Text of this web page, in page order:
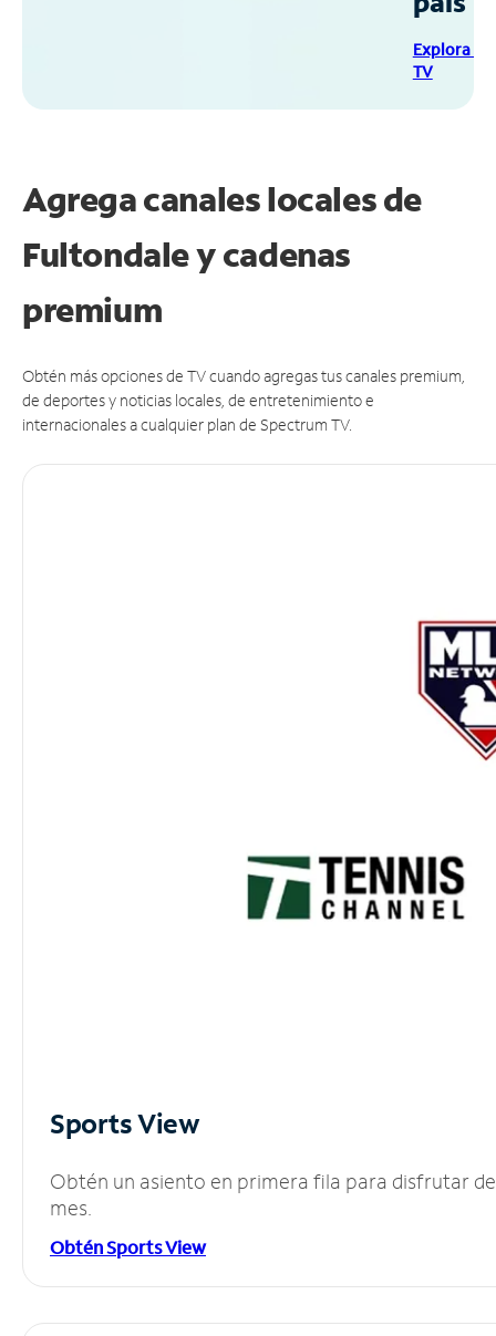
Explora
TV
Agrega canales locales de
Fultondale y cadenas
premium
Obtén más opciones de TV cuando agregas tus canales premium,
de deportes y noticias locales, de entretenimiento e
internacionales a cualquier plan de Spectrum TV.
Sports View
Obtén un asiento en primera fila para disfrutar
mes.
Obtén Sports View